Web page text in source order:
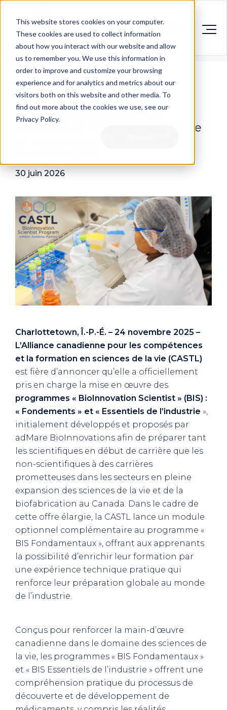
This website stores cookies on your computer.
These cookies are used to collect information
about how you interact with our website and allow
us to remember you. We use this information in
order to improve and customize your browsing
experience and for analytics and metrics about our
visitors both on this website and other media. To
find out more about the cookies we use, see our
Privacy Policy.
CASTL étend sa formation
nationale en biofabrication grâce
30 juin 2026
Charlottetown, Î.-P.-É. – 24 novembre 2025 –
L’Alliance canadienne pour les compétences
et la formation en sciences de la vie (CASTL)
est fière d’annoncer qu’elle a officiellement
pris en charge la mise en œuvre des
programmes « BioInnovation Scientist » (BIS) :
« Fondements » et « Essentiels de l’industrie »,
initialement développés et proposés par
adMare BioInnovations afin de préparer tant
les scientifiques en début de carrière que les
non-scientifiques à des carrières
prometteuses dans les secteurs en pleine
expansion des sciences de la vie et de la
biofabrication au Canada. Dans le cadre de
cette offre élargie, la CASTL lance un module
optionnel complémentaire au programme «
BIS Fondamentaux », offrant aux apprenants
la possibilité d’enrichir leur formation par
une expérience technique pratique qui
renforce leur préparation globale au monde
de l’industrie.
Conçus pour renforcer la main-d’œuvre
canadienne dans le domaine des sciences de
la vie, les programmes « BIS Fondamentaux »
et « BIS Essentiels de l’industrie » offrent une
compréhension pratique du processus de
découverte et de développement de